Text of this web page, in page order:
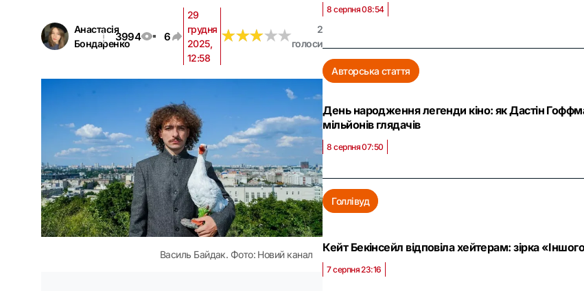
Анастасія
Бондаренко
3994 6
29
грудня
2025,
12:58
★★★★★
★★★★★
2
голоси
Василь Байдак. Фото: Новий канал
8 серпня 08:54
Авторська стаття
День народження легенди кіно: як Дастін
мільйонів глядачів
8 серпня 07:50
Голлівуд
Кейт Бекінсейл відповіла хейтерам: зірка
7 серпня 23:16